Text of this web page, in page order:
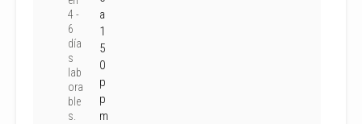
4 -
6
día
s
lab
ora
ble
s.
a
1
5
0
p
p
m